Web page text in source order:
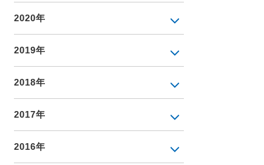
2020年
2019年
2018年
2017年
2016年